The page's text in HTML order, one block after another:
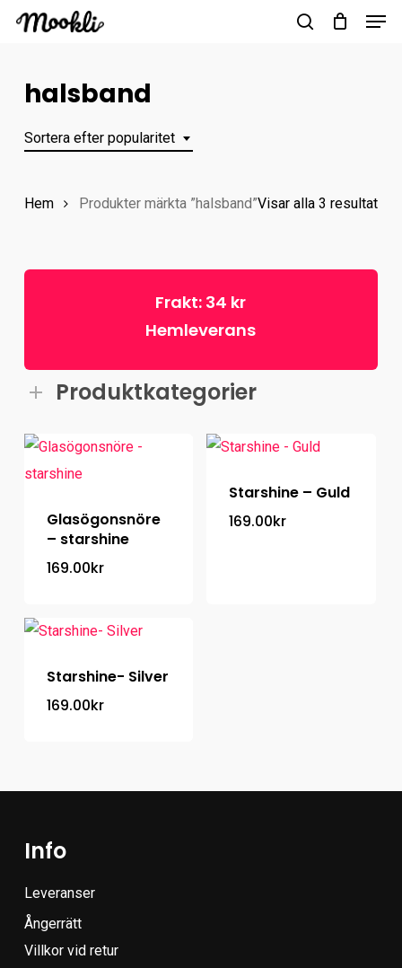
Skip
contenthalsband
Sortera efter popularitet
Visar alla 3 resultat
Hem Produkter märkta ”halsband”
Frakt: 34 kr
Hemleverans
Produktkategorier
Glasögonsnöre
– starshine
169.00kr
Starshine – Guld
169.00kr
Starshine- Silver
169.00kr
Info
Leveranser
Ångerrätt
Villkor vid retur